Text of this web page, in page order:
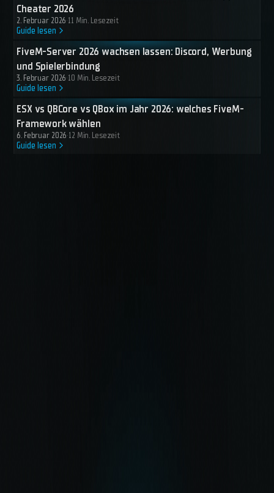
Cheater 2026
2. Februar 2026·11 Min. Lesezeit
Guide lesen
FiveM-Server 2026 wachsen lassen: Discord, Werbung
und Spielerbindung
3. Februar 2026·10 Min. Lesezeit
Guide lesen
ESX vs QBCore vs QBox im Jahr 2026: welches FiveM-
Framework wählen
6. Februar 2026·12 Min. Lesezeit
Guide lesen